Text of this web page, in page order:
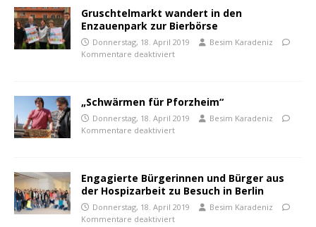
Gruschtelmarkt wandert in den
Enzauenpark zur Bierbörse
Donnerstag, 18. April 2019
Besim Karadeniz
Kommentare deaktiviert
„Schwärmen für Pforzheim“
Donnerstag, 18. April 2019
Besim Karadeniz
Kommentare deaktiviert
Engagierte Bürgerinnen und Bürger aus
der Hospizarbeit zu Besuch in Berlin
Donnerstag, 18. April 2019
Besim Karadeniz
Kommentare deaktiviert